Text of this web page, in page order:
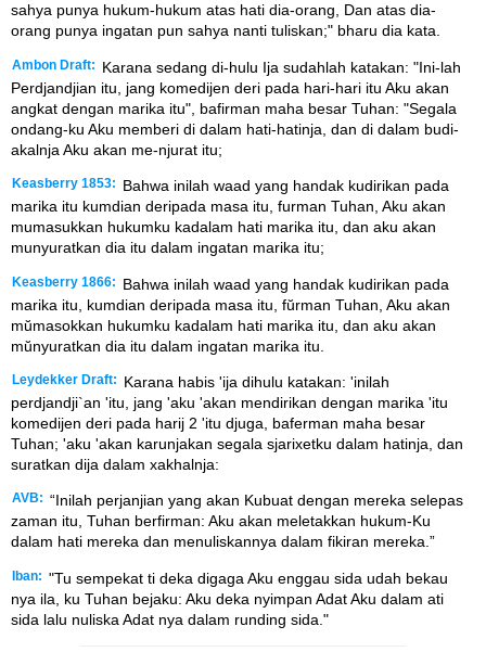
sahya punya hukum-hukum atas hati dia-orang, Dan atas dia-
orang punya ingatan pun sahya nanti tuliskan;" bharu dia kata.
Ambon Draft:
Karana sedang di-hulu Ija sudahlah katakan: "Ini-lah
Perdjandjian itu, jang komedijen deri pada hari-hari itu Aku akan
angkat dengan marika itu", bafirman maha besar Tuhan: "Segala
ondang-ku Aku memberi di dalam hati-hatinja, dan di dalam budi-
akalnja Aku akan me-njurat itu;
Keasberry 1853:
Bahwa inilah waad yang handak kudirikan pada
marika itu kumdian deripada masa itu, furman Tuhan, Aku akan
mumasukkan hukumku kadalam hati marika itu, dan aku akan
munyuratkan dia itu dalam ingatan marika itu;
Keasberry 1866:
Bahwa inilah waad yang handak kudirikan pada
marika itu, kumdian deripada masa itu, fŭrman Tuhan, Aku akan
mŭmasokkan hukumku kadalam hati marika itu, dan aku akan
mŭnyuratkan dia itu dalam ingatan marika itu.
Leydekker Draft:
Karana habis 'ija dihulu katakan: 'inilah
perdjandji`an 'itu, jang 'aku 'akan mendirikan dengan marika 'itu
komedijen deri pada harij 2 'itu djuga, baferman maha besar
Tuhan; 'aku 'akan karunjakan segala sjarixetku dalam hatinja, dan
suratkan dija dalam xakhalnja:
AVB: “Inilah perjanjian yang akan Kubuat dengan mereka selepas
zaman itu, Tuhan berfirman: Aku akan meletakkan hukum-Ku
dalam hati mereka dan menuliskannya dalam fikiran mereka.”
Iban: "Tu sempekat ti deka digaga Aku enggau sida udah bekau
nya ila, ku Tuhan bejaku: Aku deka nyimpan Adat Aku dalam ati
sida lalu nuliska Adat nya dalam runding sida."